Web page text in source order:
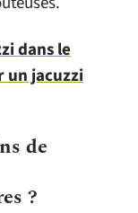
dans le
un jacuzzi
de
?